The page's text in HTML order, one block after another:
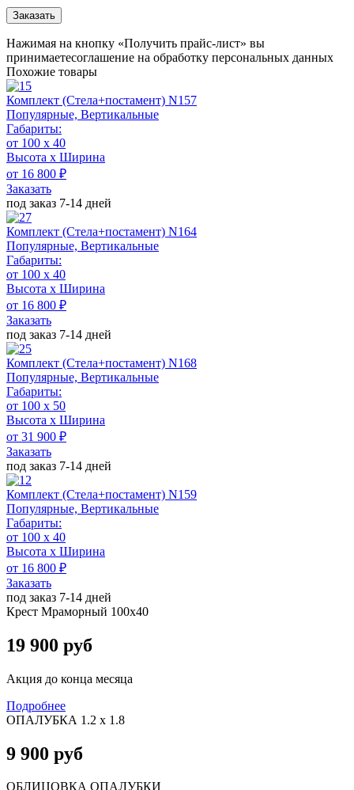
Нажимая на кнопку «Получить прайс-лист» вы
принимаетесоглашение на обработку персональных данных
Похожие товары
Комплект (Стела+постамент) N157
Популярные, Вертикальные
Габариты:
от 100 х 40
Высота х Ширина
от 16 800 ₽
Заказать
под заказ 7-14 дней
Комплект (Стела+постамент) N164
Популярные, Вертикальные
Габариты:
от 100 х 40
Высота х Ширина
от 16 800 ₽
Заказать
под заказ 7-14 дней
Комплект (Стела+постамент) N168
Популярные, Вертикальные
Габариты:
от 100 x 50
Высота х Ширина
от 31 900 ₽
Заказать
под заказ 7-14 дней
Комплект (Стела+постамент) N159
Популярные, Вертикальные
Габариты:
от 100 х 40
Высота х Ширина
от 16 800 ₽
Заказать
под заказ 7-14 дней
Крест Мраморный 100х40
19 900 руб
Акция до конца месяца
Подробнее
ОПАЛУБКА 1.2 х 1.8
9 900 руб
ОБЛИЦОВКА ОПАЛУБКИ